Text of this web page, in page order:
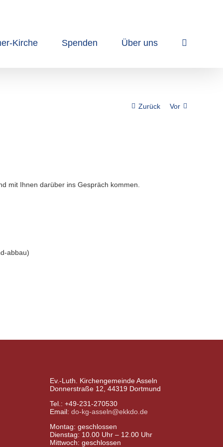
Kirche Spenden Über uns
Zurück Vor
mit Ihnen darüber ins Gespräch kommen.
abbau)
Ev.-Luth. Kirchengemeinde Asseln
Donnerstraße 12, 44319 Dortmund
Tel.: +49-231-270530
Email: do-kg-asseln@ekkdo.de
Montag: geschlossen
Dienstag: 10.00 Uhr – 12.00 Uhr
Mittwoch: geschlossen